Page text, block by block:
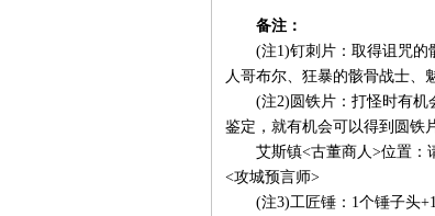
备注：
(注1)钉刺片：取得诅咒的骸
人哥布尔、狂暴的骸骨战士、
(注2)圆铁片：打怪时有机
鉴定，就有机会可以得到圆铁
艾斯镇<古董商人>位置：
<攻城预言师>
(注3)工匠锤：1个锤子头+1